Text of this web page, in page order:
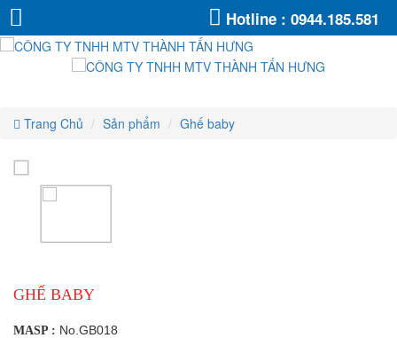
Ghế
baby
Ghế
baby
Ghế
baby
Ghế
baby
Ghế
Ghế
Hotline : 0944.185.581
Trang Chủ Sản phẩm Ghế baby
GHẾ BABY
MASP : No.GB018